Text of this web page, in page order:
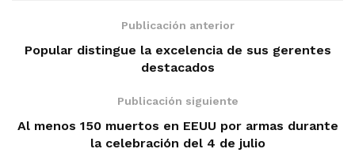
Publicación anterior
Popular distingue la excelencia de sus gerentes
destacados
Publicación siguiente
Al menos 150 muertos en EEUU por armas durante
la celebración del 4 de julio